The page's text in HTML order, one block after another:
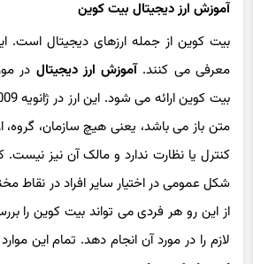
معرفی می کنند.آموزش ارز دیجیتالدر
متن باز می باشد، یعنی هیچ سازمان، گروه،
کنترل یا نظارت ندارد و مالک آن نیز نیست.
شکل عمومی در اختیار سایر افراد در نقاط
از این رو هر فردی می تواند بیت کوین را
لازم را در مورد آن انجام دهد. تمام این
کوین کمک می کند.